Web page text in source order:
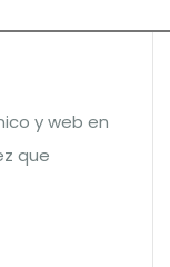
y web en
que